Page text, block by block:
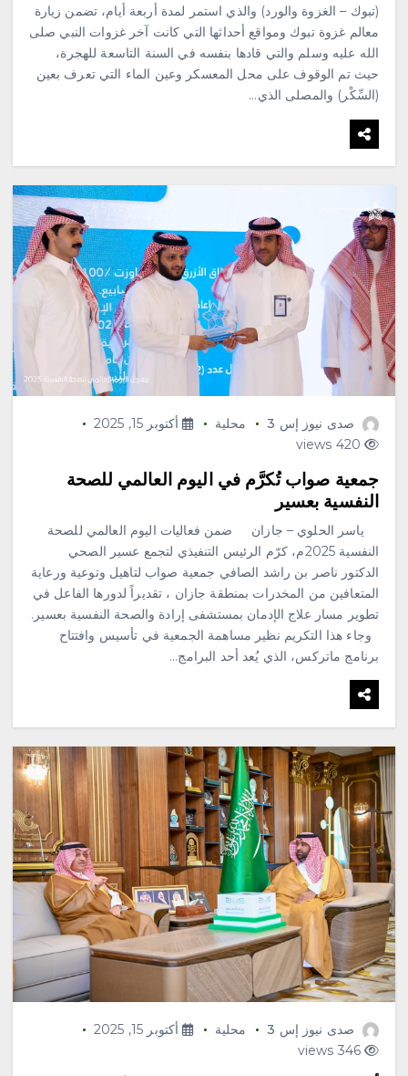
(تبوك – الغزوة والورد) والذي استمر لمدة أربعة أيام، تضمن زيارة
معالم غزوة تبوك ومواقع أحداثها التي كانت آخر غزوات النبي صلى
الله عليه وسلم والتي قادها بنفسه في السنة التاسعة للهجرة،
حيث تم الوقوف على محل المعسكر وعين الماء التي تعرف بعين
(السِّكْر) والمصلى الذي…
صدى نيوز إس 3 محلية
أكتوبر 15, 2025
420 views
جمعية صواب تُكرَّم في اليوم العالمي للصحة
النفسية بعسير
ياسر الحلوي – جازان ضمن فعاليات اليوم العالمي للصحة
النفسية 2025م، كرّم الرئيس التنفيذي لتجمع عسير الصحي
الدكتور ناصر بن راشد الصافي جمعية صواب لتاهيل وتوعية ورعاية
المتعافين من المخدرات بمنطقة جازان ، تقديراً لدورها الفاعل في
تطوير مسار علاج الإدمان بمستشفى إرادة والصحة النفسية بعسير.
وجاء هذا التكريم نظير مساهمة الجمعية في تأسيس وافتتاح
برنامج ماتركس، الذي يُعد أحد البرامج…
صدى نيوز إس 3 محلية
أكتوبر 15, 2025
346 views